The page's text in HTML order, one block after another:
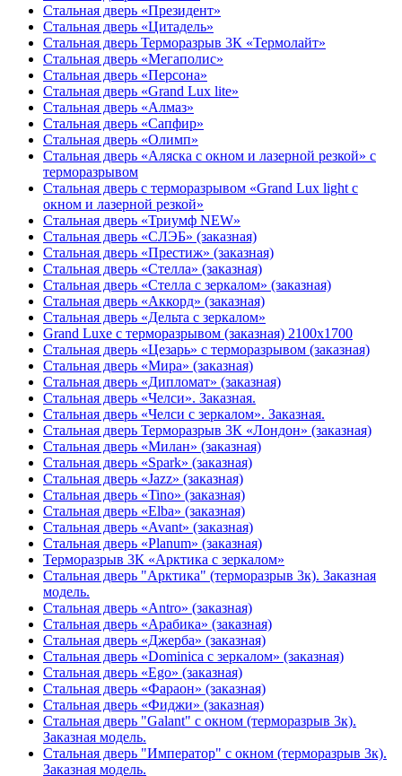
Стальная дверь «Президент»
Стальная дверь «Цитадель»
Стальная дверь Терморазрыв 3К «Термолайт»
Стальная дверь «Мегаполис»
Стальная дверь «Персона»
Стальная дверь «Grand Lux lite»
Стальная дверь «Алмаз»
Стальная дверь «Сапфир»
Стальная дверь «Олимп»
Стальная дверь «Аляска с окном и лазерной резкой» с
терморазрывом
Стальная дверь с терморазрывом «Grand Lux light с
окном и лазерной резкой»
Стальная дверь «Триумф NEW»
Стальная дверь «СЛЭБ» (заказная)
Стальная дверь «Престиж» (заказная)
Стальная дверь «Стелла» (заказная)
Стальная дверь «Стелла с зеркалом» (заказная)
Стальная дверь «Аккорд» (заказная)
Стальная дверь «Дельта с зеркалом»
Grand Luxe с терморазрывом (заказная) 2100х1700
Стальная дверь «Цезарь» с терморазрывом (заказная)
Стальная дверь «Мира» (заказная)
Стальная дверь «Дипломат» (заказная)
Стальная дверь «Челси». Заказная.
Стальная дверь «Челси с зеркалом». Заказная.
Стальная дверь Терморазрыв 3К «Лондон» (заказная)
Стальная дверь «Милан» (заказная)
Стальная дверь «Spark» (заказная)
Стальная дверь «Jazz» (заказная)
Стальная дверь «Tino» (заказная)
Стальная дверь «Elba» (заказная)
Стальная дверь «Avant» (заказная)
Стальная дверь «Planum» (заказная)
Терморазрыв 3К «Арктика с зеркалом»
Стальная дверь "Арктика" (терморазрыв 3к). Заказная
модель.
Стальная дверь «Antro» (заказная)
Стальная дверь «Арабика» (заказная)
Стальная дверь «Джерба» (заказная)
Стальная дверь «Dominica с зеркалом» (заказная)
Стальная дверь «Ego» (заказная)
Стальная дверь «Фараон» (заказная)
Стальная дверь «Фиджи» (заказная)
Стальная дверь "Galant" с окном (терморазрыв 3к).
Заказная модель.
Стальная дверь "Император" с окном (терморазрыв 3к).
Заказная модель.